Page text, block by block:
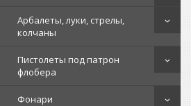
Арбалеты, луки, стрелы,
колчаны
Пистолеты под патрон
флобера
Фонари